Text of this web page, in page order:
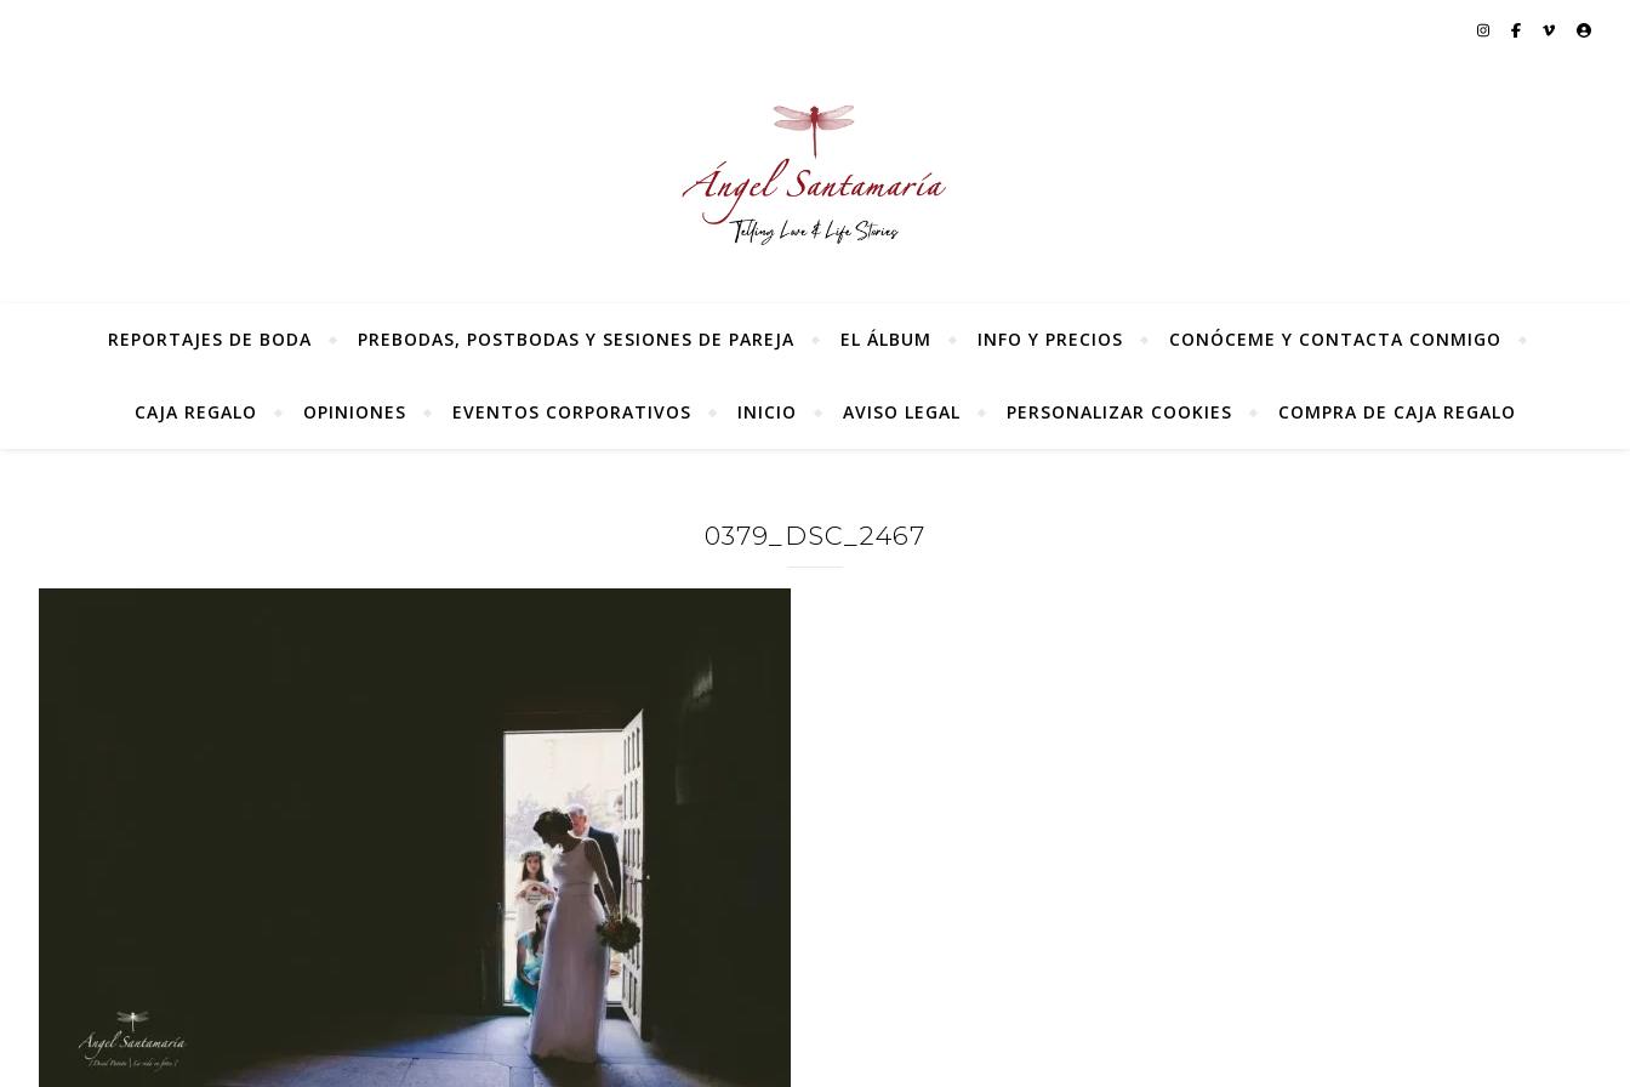
REPORTAJES DE BODA PREBODAS, POSTBODAS Y SESIONES DE PAREJA EL ÁLBUM INFO Y PRECIOS CONÓCEME Y CONTACTA CONMIGO
CAJA REGALO OPINIONES EVENTOS CORPORATIVOS INICIO AVISO LEGAL PERSONALIZAR COOKIES COMPRA DE CAJA REGALO
0379_DSC_2467